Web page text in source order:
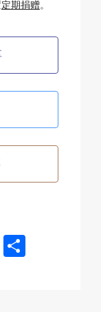
定期捐赠。
S